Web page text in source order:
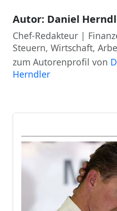
Autor: Daniel
Chef-Redakteur |
Steuern, Wirtschaft,
zum Autorenprofil von
Herndler